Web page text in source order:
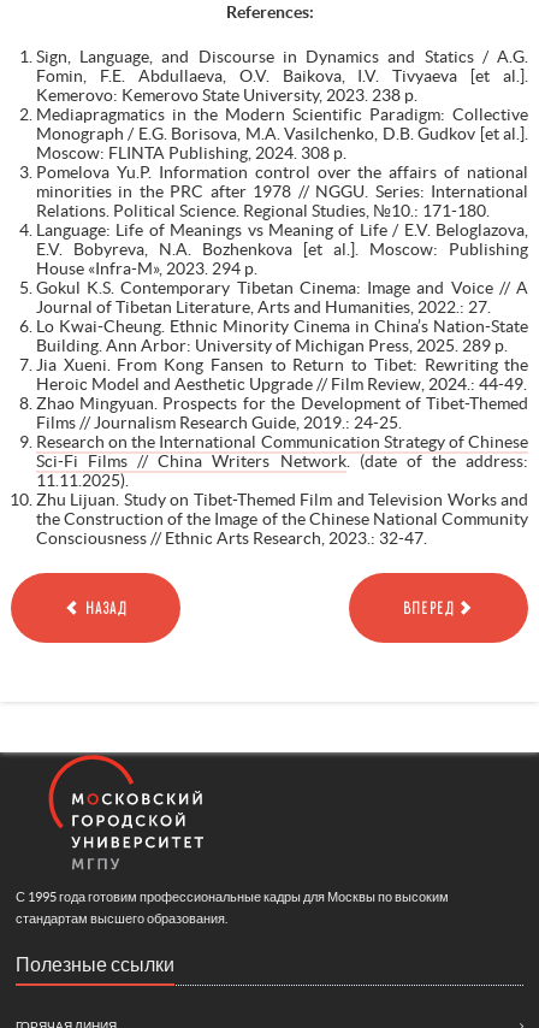
References:
Sign, Language, and Discourse in Dynamics and Statics / A.G.
Fomin, F.E. Abdullaeva, O.V. Baikova, I.V. Tivyaeva [et al.].
Kemerovo: Kemerovo State University, 2023. 238 p.
Mediapragmatics in the Modern Scientific Paradigm: Collective
Monograph / E.G. Borisova, M.A. Vasilchenko, D.B. Gudkov [et al.].
Moscow: FLINTA Publishing, 2024. 308 p.
Pomelova Yu.P. Information control over the affairs of national
minorities in the PRC after 1978 // NGGU. Series: International
Relations. Political Science. Regional Studies, №10.: 171-180.
Language: Life of Meanings vs Meaning of Life / E.V. Beloglazova,
E.V. Bobyreva, N.A. Bozhenkova [et al.]. Moscow: Publishing
House «Infra-M», 2023. 294 p.
Gokul K.S. Contemporary Tibetan Cinema: Image and Voice // A
Journal of Tibetan Literature, Arts and Humanities, 2022.: 27.
Lo Kwai-Cheung. Ethnic Minority Cinema in China’s Nation-State
Building. Ann Arbor: University of Michigan Press, 2025. 289 p.
Jia Xueni. From Kong Fansen to Return to Tibet: Rewriting the
Heroic Model and Aesthetic Upgrade // Film Review, 2024.: 44-49.
Zhao Mingyuan. Prospects for the Development of Tibet-Themed
Films // Journalism Research Guide, 2019.: 24-25.
Research on the International Communication Strategy of Chinese
Sci-Fi Films // China Writers Network. (date of the address:
11.11.2025).
Zhu Lijuan. Study on Tibet-Themed Film and Television Works and
the Construction of the Image of the Chinese National Community
Consciousness // Ethnic Arts Research, 2023.: 32-47.
НАЗАД ВПЕРЕД
С 1995 года готовим профессиональные кадры для Москвы по высоким
стандартам высшего образования.
Полезные ссылки